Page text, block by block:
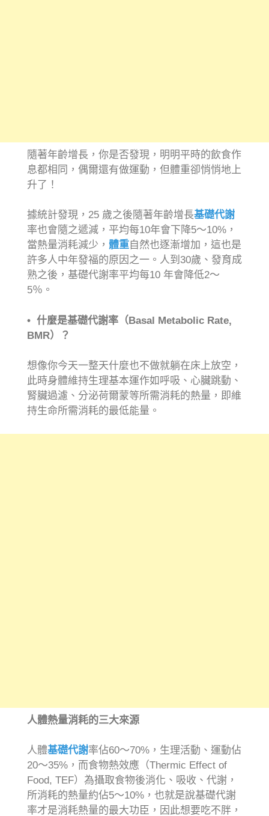
隨著年齡增長，你是否發現，明明平時的飲食作
息都相同，偶爾還有做運動，但體重卻悄悄地上
升了！
據統計發現，25 歲之後隨著年齡增長基礎代謝
率也會隨之遞減，平均每10年會下降5～10%，
當熱量消耗減少， 體重自然也逐漸增加，這也是
許多人中年發福的原因之一。人到30歲、發育成
熟之後，基礎代謝率平均每10 年會降低2～
5％。
• 什麼是基礎代謝率（Basal Metabolic Rate,
BMR）？
想像你今天一整天什麼也不做就躺在床上放空，
此時身體維持生理基本運作如呼吸、心臟跳動、
腎臟過濾、分泌荷爾蒙等所需消耗的熱量，即維
持生命所需消耗的最低能量。
人體熱量消耗的三大來源
人體基礎代謝率佔60～70%，生理活動、運動佔
20～35%，而食物熱效應（Thermic Effect of
Food, TEF）為攝取食物後消化、吸收、代謝，
所消耗的熱量約佔5～10%，也就是說基礎代謝
率才是消耗熱量的最大功臣，因此想要吃不胖，